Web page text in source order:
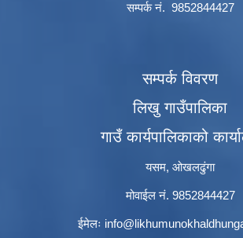
सम्पर्क नं. 9852844427
सम्पर्क विवरण
लिखु गाउँपालिका
गाउँ कार्यपालिकाको
यसम, ओखलढुंगा
मोवाईल नं. 9852844427
ईमेलः